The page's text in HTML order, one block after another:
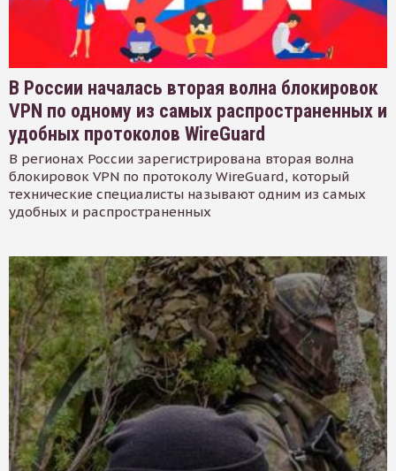
В России началась вторая волна блокировок
VPN по одному из самых распространенных и
удобных протоколов WireGuard
В регионах России зарегистрирована вторая волна
блокировок VPN по протоколу WireGuard, который
технические специалисты называют одним из самых
удобных и распространенных